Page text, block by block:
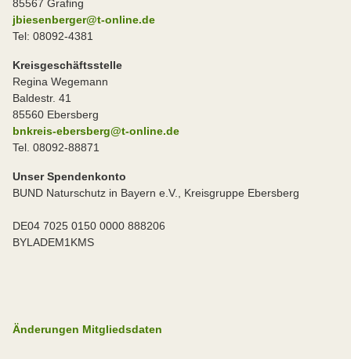
85567 Grafing
jbiesenberger@t-online.de
Tel: 08092-4381
Kreisgeschäftsstelle
Regina Wegemann
Baldestr. 41
85560 Ebersberg
bnkreis-ebersberg@t-online.de
Tel. 08092-88871
Unser Spendenkonto
BUND Naturschutz in Bayern e.V., Kreisgruppe Ebersberg
DE04 7025 0150 0000 888206
BYLADEM1KMS
Änderungen Mitgliedsdaten